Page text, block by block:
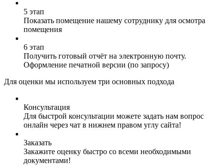
5 этап
Показать помещение нашему сотруднику для осмотра
помещения
6 этап
Получить готовый отчёт на электронную почту.
Оформление печатной версии (по запросу)
Для оценки мы используем три основных подхода
Консультация
Для быстрой консультации можете задать нам вопрос
онлайн через чат в нижнем правом углу сайта!
Заказать
Закажите оценку быстро со всеми необходимыми
документами!